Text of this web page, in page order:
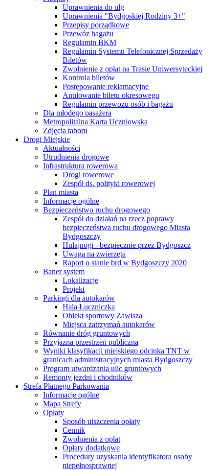
Uprawnienia do ulg
Uprawnienia "Bydgoskiej Rodziny 3+"
Przepisy porządkowe
Przewóz bagażu
Regulamin BKM
Regulamin Systemu Telefonicznej Sprzedaży
Biletów
Zwolnienie z opłat na Trasie Uniwersyteckiej
Kontrola biletów
Postępowanie reklamacyjne
Anulowanie biletu okresowego
Regulamin przewozu osób i bagażu
Dla młodego pasażera
Metropolitalna Karta Uczniowska
Zdjęcia taboru
Drogi Miejskie
Aktualności
Utrudnienia drogowe
Infrastruktura rowerowa
Drogi rowerowe
Zespół ds. polityki rowerowej
Plan miasta
Informacje ogólne
Bezpieczeństwo ruchu drogowego
Zespół do działań na rzecz poprawy
bezpieczeństwa ruchu drogowego Miasta
Bydgoszczy
Hulajnogi - bezpiecznie przez Bydgoszcz
Uwaga na zwierzęta
Raport o stanie brd w Bydgoszczy 2020
Baner system
Lokalizacje
Projekt
Parkingi dla autokarów
Hala Łuczniczka
Obiekt sportowy Zawisza
Miejsca zatrzymań autokarów
Równanie dróg gruntowych
Przyjazna przestrzeń publiczna
Wyniki klasyfikacji miejskiego odcinka TNT w
granicach administracyjnych miasta Bydgoszczy
Program utwardzania ulic gruntowych
Remonty jezdni i chodników
Strefa Płatnego Parkowania
Informacje ogólne
Mapa Strefy
Opłaty
Sposób uiszczenia opłaty
Cennik
Zwolnienia z opłat
Opłaty dodatkowe
Procedury uzyskania identyfikatora osoby
niepełnosprawnej